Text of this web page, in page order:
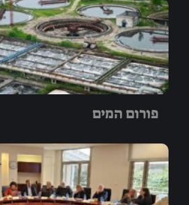
פורום המים